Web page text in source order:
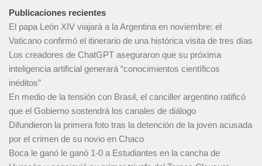
Publicaciones recientes
El papa León XIV viajará a la Argentina en noviembre: el
Vaticano confirmó el itinerario de una histórica visita de tres días
Los creadores de ChatGPT aseguraron que su próxima
inteligencia artificial generará “conocimientos científicos
inéditos”
En medio de la tensión con Brasil, el canciller argentino ratificó
que el Gobierno sostendrá los canales de diálogo
Difundieron la primera foto tras la detención de la joven acusada
por el crimen de su novio en Chaco
Boca le ganó le ganó 1-0 a Estudiantes en la cancha de